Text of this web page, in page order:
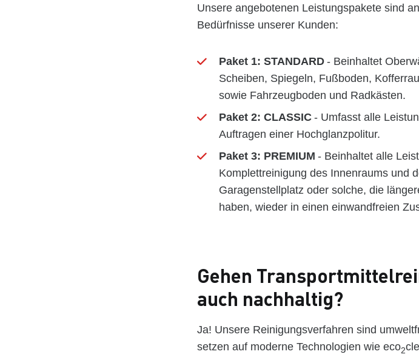
Unsere angebotenen Leistungspakete sind
Bedürfnisse unserer Kunden:
Paket 1: STANDARD - Beinhaltet
Scheiben, Spiegeln, Fußboden,
sowie Fahrzeugboden und Radkästen.
Paket 2: CLASSIC - Umfasst alle
Auftragen einer Hochglanzpolitur.
Paket 3: PREMIUM - Beinhaltet alle
Komplettreinigung des Innenraums und
Garagenstellplatz oder solche, die
haben, wieder in einen einwandfreien
Gehen
auch nachhaltig?
Ja! Unsere Reinigungsverfahren sind
setzen auf moderne Technologien wie eco2